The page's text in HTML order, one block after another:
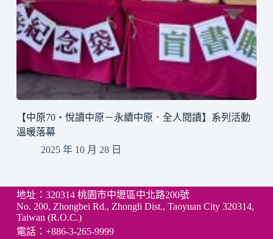
【中原70・悅讀中原－永續中原．全人閱讀】系列活動
溫暖落幕
2025 年 10 月 28 日
地址：320314 桃園市中壢區中北路200號
No. 200, Zhongbei Rd., Zhongli Dist., Taoyuan City 320314,
Taiwan (R.O.C.)
電話：+886-3-265-9999